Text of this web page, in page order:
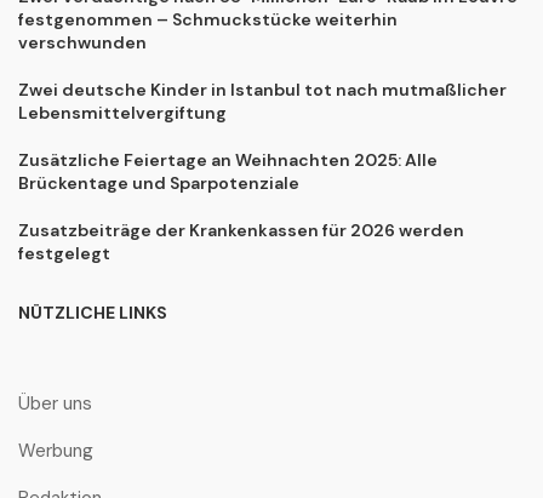
festgenommen – Schmuckstücke weiterhin
verschwunden
Zwei deutsche Kinder in Istanbul tot nach mutmaßlicher
Lebensmittelvergiftung
Zusätzliche Feiertage an Weihnachten 2025: Alle
Brückentage und Sparpotenziale
Zusatzbeiträge der Krankenkassen für 2026 werden
festgelegt
NÜTZLICHE LINKS
Über uns
Werbung